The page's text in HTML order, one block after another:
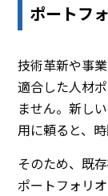
ポートフ
技術革新や事
適合した人材
ません。新し
用に頼ると、
そのため、既
ポートフォリ